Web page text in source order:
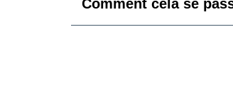
Comment cela se